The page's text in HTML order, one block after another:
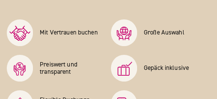
Mit Vertrauen buchen Große Auswahl
Preiswert und
transparent
Gepäck inklusive